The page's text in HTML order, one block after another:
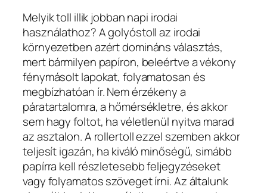
Melyik toll illik jobban napi irodai
használathoz? A golyóstoll az irodai
környezetben azért domináns választás,
mert bármilyen papíron, beleértve a vékony
fénymásolt lapokat, folyamatosan és
megbízhatóan ír. Nem érzékeny a
páratartalomra, a hőmérsékletre, és akkor
sem hagy foltot, ha véletlenül nyitva marad
az asztalon. A rollertoll ezzel szemben akkor
teljesít igazán, ha kiváló minőségű, simább
papírra kell részletesebb feljegyzéseket
vagy folyamatos szöveget írni. Az általunk